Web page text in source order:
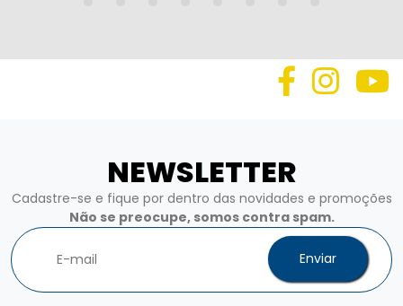
NEWSLETTER
Cadastre-se e fique por dentro das novidades e promoções
Não se preocupe, somos contra spam.
Enviar